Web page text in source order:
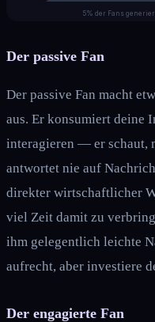
5% der Fans
Der passive Fan
Der passive Fan macht
aus. Er konsumiert deine
interagieren — er schaut,
antwortet nie auf
direkter wirtschaftlicher
viel Zeit damit zu
ihm gelegentlich leichte
aufrecht, aber investiere
Der engagierte Fan